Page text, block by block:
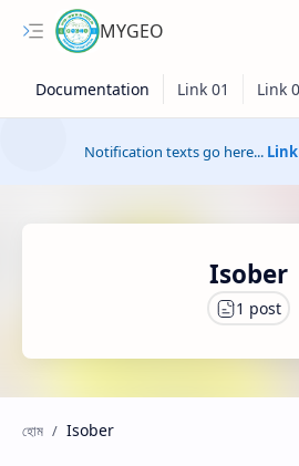
MYGEO
Notification texts go here... Link
Isober
Isober